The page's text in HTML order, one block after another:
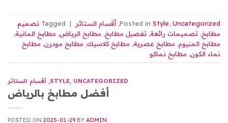
Posted in Style, Uncategorized
, أقسام الستائر |
Tagged تصميم
مطابخ, تصميمات رائعة, تفصيل مطابخ, مطابخ الرياض, مطابخ المانية,
مطابخ المنيوم, مطابخ عصرية, مطابخ كلاسيك, مطابخ مودرن, مطابخ
نماء الكون, مطابخ نماكو
STYLE, UNCATEGORIZED
, أقسام الستائر
أفضل مطابخ بالرياض
POSTED ON 2025-01-29 BY ADMIN